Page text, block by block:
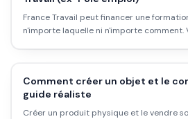
France Travail peut financer une
n'importe laquelle ni n'importe comment.
Comment créer un objet et le
guide réaliste
Créer un produit physique et le vendre